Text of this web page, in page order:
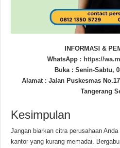
INFORMASI &
WhatsApp : https://
Buka : Senin-Sabtu,
Alamat : Jalan Puskesmas
Tangerang
Kesimpulan
Jangan biarkan citra perusahaan
kantor yang kurang memadai.